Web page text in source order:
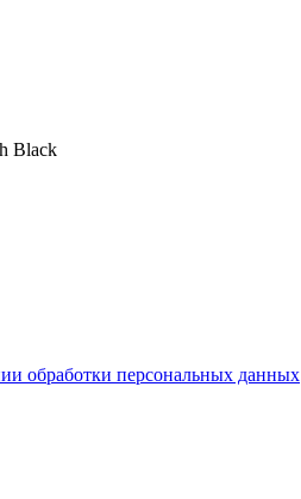
Black
обработки персональных данных